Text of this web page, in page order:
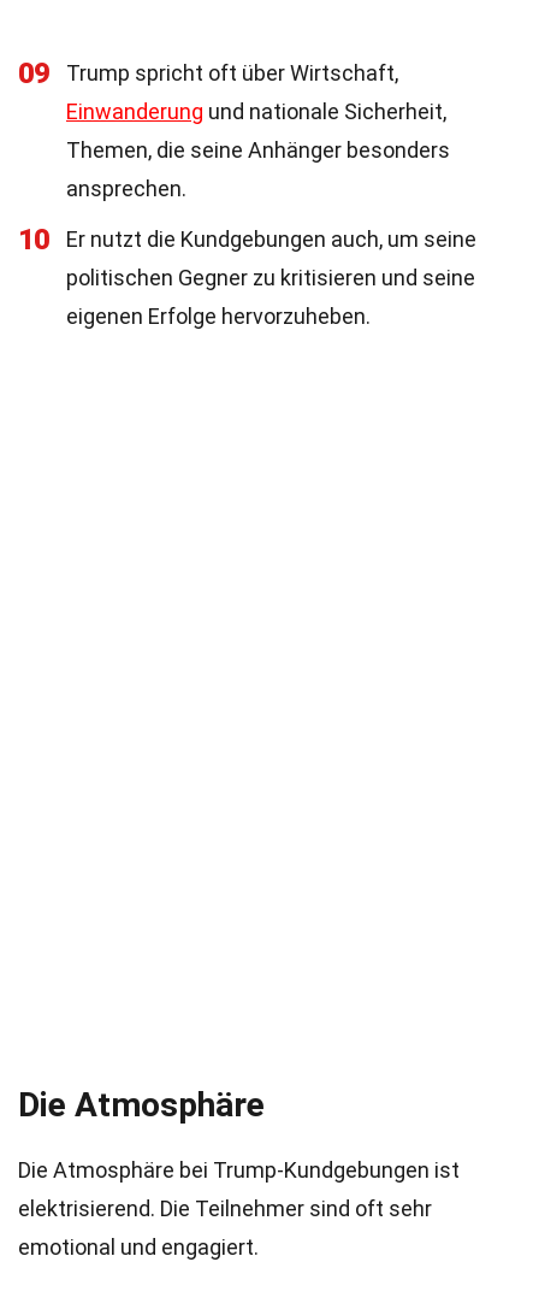
09
Trump spricht oft über Wirtschaft,
Einwanderung und nationale Sicherheit,
Themen, die seine Anhänger besonders
ansprechen.
10
Er nutzt die Kundgebungen auch, um seine
politischen Gegner zu kritisieren und seine
eigenen Erfolge hervorzuheben.
Die Atmosphäre
Die Atmosphäre bei Trump-Kundgebungen ist
elektrisierend. Die Teilnehmer sind oft sehr
emotional und engagiert.